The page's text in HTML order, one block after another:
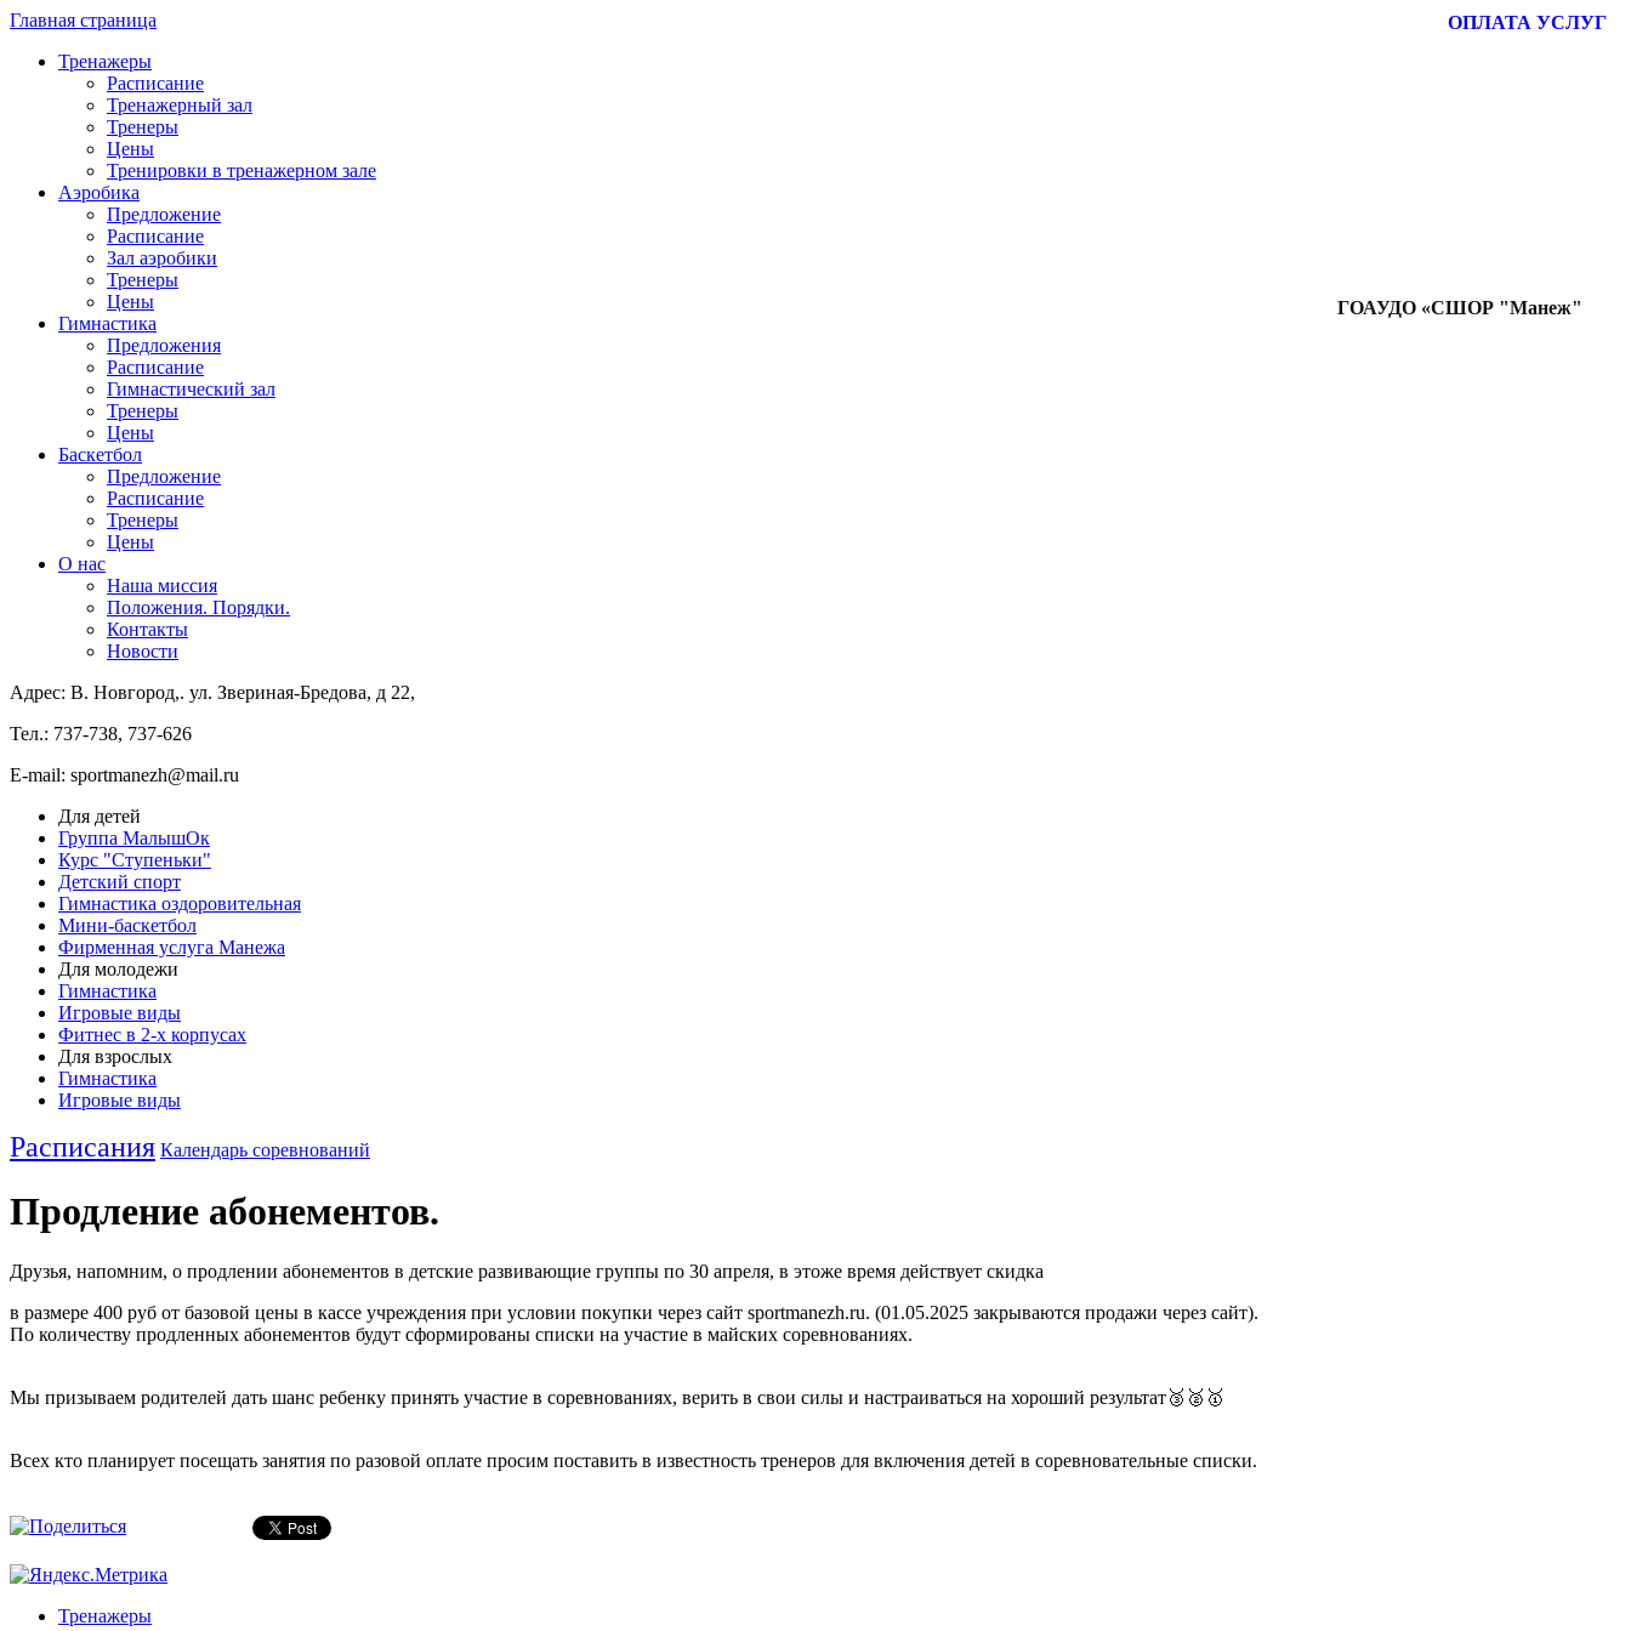
Главная страница
Тренажеры
Расписание
Тренажерный зал
Тренеры
Цены
Тренировки в тренажерном зале
Аэробика
Предложение
Расписание
Зал аэробики
Тренеры
Цены
Гимнастика
Предложения
Расписание
Гимнастический зал
Тренеры
Цены
Баскетбол
Предложение
Расписание
Тренеры
Цены
О нас
Наша миссия
Положения. Порядки.
Контакты
Новости
Адрес: В. Новгород,. ул. Звериная-Бредова, д 22,
Тел.: 737-738, 737-626
E-mail: sportmanezh@mail.ru
ГОАУДО «СШОР "Манеж"
ОПЛАТА УСЛУГ
Для детей
Группа МалышОк
Курс "Ступеньки"
Детский спорт
Гимнастика оздоровительная
Мини-баскетбол
Фирменная услуга Манежа
Для молодежи
Гимнастика
Игровые виды
Фитнес в 2-х корпусах
Для взрослых
Гимнастика
Игровые виды
Расписания Календарь соревнований
Продление абонементов.
Друзья, напомним, о продлении абонементов в детские развивающие группы по 30 апреля, в этоже время действует скидка
в размере 400 руб от базовой цены в кассе учреждения при условии покупки через сайт sportmanezh.ru. (01.05.2025 закрываются продажи через сайт).
По количеству продленных абонементов будут сформированы списки на участие в майских соревнованиях.
Мы призываем родителей дать шанс ребенку принять участие в соревнованиях, верить в свои силы и настраиваться на хороший результат🥉🥈🥇
Всех кто планирует посещать занятия по разовой оплате просим поставить в известность тренеров для включения детей в соревновательные списки.
Тренажеры